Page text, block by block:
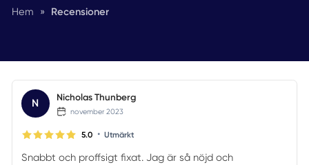
Hem
» Recensioner
N Nicholas Thunberg
november 2023
5.0 • Utmärkt
Snabbt och proffsigt fixat. Jag är så nöjd och